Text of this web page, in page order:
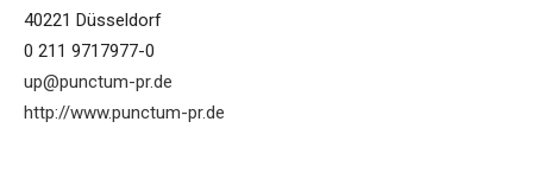
40221 Düsseldorf
0 211 9717977-0
up@punctum-pr.de
http://www.punctum-pr.de